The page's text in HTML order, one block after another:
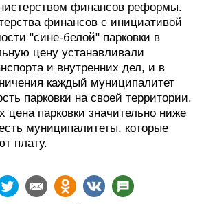
финансов реформы.
финансов с инициативой
"сине-белой" парковки в
цену устанавливали
и внутренних дел, и в
каждый муниципалитет
парковки на своей территории.
цена парковки значительно ниже
муниципалитеты, которые
плату.